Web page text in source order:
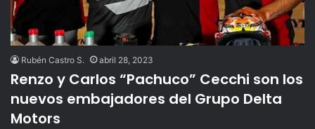
Rubén Castro S. abril 28, 2023
Renzo y Carlos “Pachuco” Cecchi son los
nuevos embajadores del Grupo Delta
Motors